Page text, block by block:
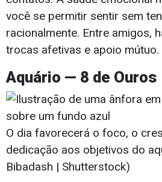
você se permitir sentir sem
racionalmente. Entre amigos,
trocas afetivas e apoio mútuo.
Aquário — 8 de Ouros
O dia favorecerá o foco, o
dedicação aos objetivos do
Bibadash | Shutterstock)